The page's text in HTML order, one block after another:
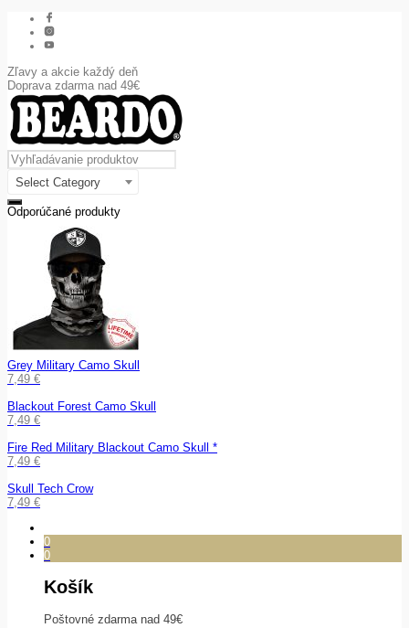
Zľavy a akcie každý deň
Doprava zdarma nad 49€
Select Category
Odporúčané produkty
Grey Military Camo Skull
7,49 €
Blackout Forest Camo Skull
7,49 €
Fire Red Military Blackout Camo Skull *
7,49 €
Skull Tech Crow
7,49 €
0
0
Košík
Poštovné zdarma nad 49€